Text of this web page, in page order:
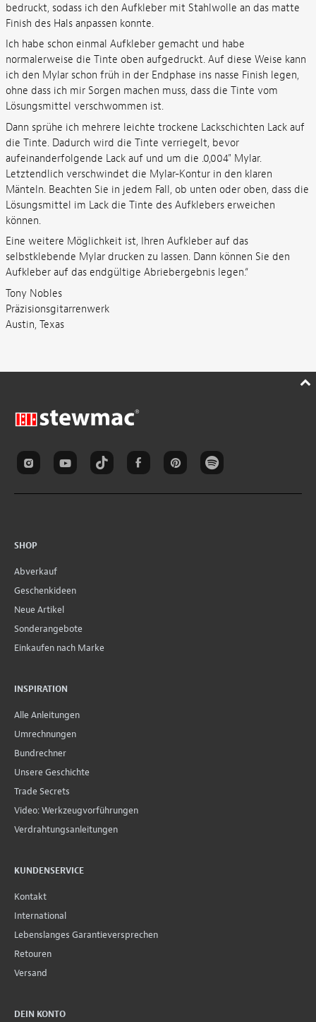
bedruckt, sodass ich den Aufkleber mit Stahlwolle an das matte
Finish des Hals anpassen konnte.
Ich habe schon einmal Aufkleber gemacht und habe
normalerweise die Tinte oben aufgedruckt. Auf diese Weise kann
ich den Mylar schon früh in der Endphase ins nasse Finish legen,
ohne dass ich mir Sorgen machen muss, dass die Tinte vom
Lösungsmittel verschwommen ist.
Dann sprühe ich mehrere leichte trockene Lackschichten Lack auf
die Tinte. Dadurch wird die Tinte verriegelt, bevor
aufeinanderfolgende Lack auf und um die .0,004" Mylar.
Letztendlich verschwindet die Mylar-Kontur in den klaren
Mänteln. Beachten Sie in jedem Fall, ob unten oder oben, dass die
Lösungsmittel im Lack die Tinte des Aufklebers erweichen
können.
Eine weitere Möglichkeit ist, Ihren Aufkleber auf das
selbstklebende Mylar drucken zu lassen. Dann können Sie den
Aufkleber auf das endgültige Abriebergebnis legen.“
Tony Nobles
Präzisionsgitarrenwerk
Austin, Texas
SHOP
Abverkauf
Geschenkideen
Neue Artikel
Sonderangebote
Einkaufen nach Marke
INSPIRATION
Alle Anleitungen
Umrechnungen
Bundrechner
Unsere Geschichte
Trade Secrets
Video: Werkzeugvorführungen
Verdrahtungsanleitungen
KUNDENSERVICE
Kontakt
International
Lebenslanges Garantieversprechen
Retouren
Versand
DEIN KONTO